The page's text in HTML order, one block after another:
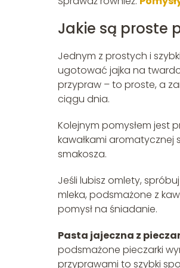
Jakie są proste
Jednym z prostych i
ugotować jajka na
przypraw – to proste, a
ciągu dnia.
Kolejnym pomysłem jest
kawałkami aromatycznej
smakosza.
Jeśli lubisz omlety,
mleka, podsmażone z
pomysł na śniadanie.
Pasta jajeczna z
podsmażone pieczarki
przyprawami to szybki